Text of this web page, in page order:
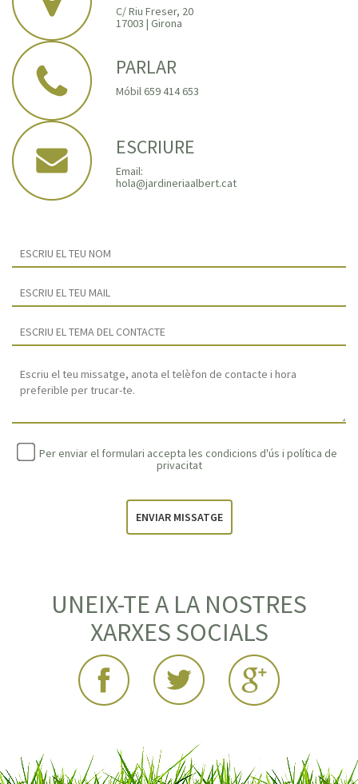
C/ Riu Freser, 20
17003 | Girona
PARLAR
Móbil 659 414 653
ESCRIURE
Email:
hola@jardineriaalbert.cat
Per enviar el formulari accepta les condicions d'ús i política de
privacitat
ENVIAR MISSATGE
UNEIX-TE A LA NOSTRES
XARXES SOCIALS